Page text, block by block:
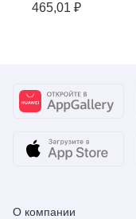
465,01 ₽
О компании